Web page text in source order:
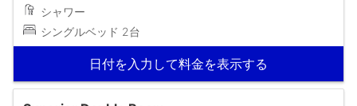
シャワー
シングルベッド 2台
日付を入力して料金を表示する